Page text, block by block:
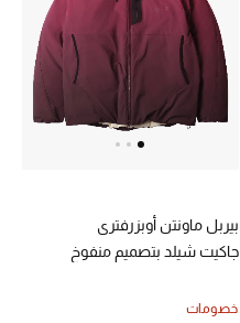
بيربل ماونتن أوبزرفتري
جاكيت شيلد بتصميم منفوخ
خصومات